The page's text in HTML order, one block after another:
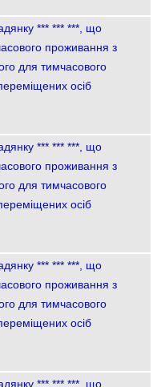
*** *** ***, що
проживання з
для тимчасового
осіб
*** *** ***, що
проживання з
для тимчасового
осіб
*** *** ***, що
проживання з
для тимчасового
осіб
*** *** ***, що